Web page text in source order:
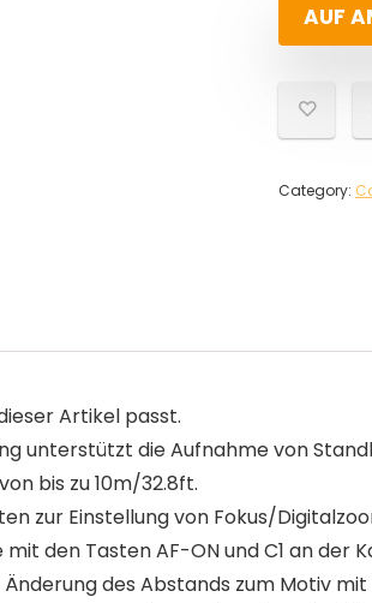
AUF
Category:
Artikel passt.
unterstützt die Aufnahme von
bis zu 10m/32.8ft.
zur Einstellung von Fokus/
den Tasten AF-ON und C1 an der
des Abstands zum Motiv